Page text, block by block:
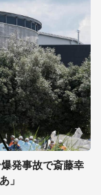
発事故で斎藤幸
」